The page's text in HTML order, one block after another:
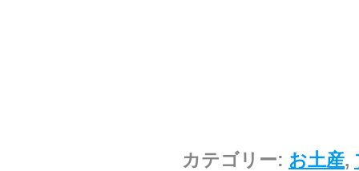
カテゴリー: お土産,